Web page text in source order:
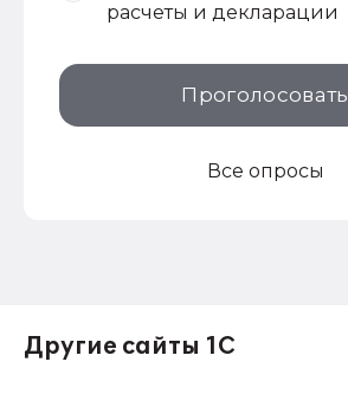
расчеты и декларации
Проголосовать
Все опросы
Другие сайты 1С